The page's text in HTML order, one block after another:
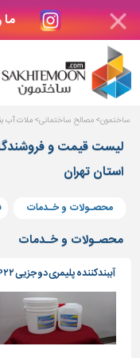
ما
دکوراسیون
بتن
های
بتنی
درب
پنجره
مصالح
نرده
حفاظ
ساختمون مصالح ساختمانی ملات آب
لیست قیمت و
استان تهران
محصـولات و خـدمات
محصـولات و خـدمات
آببندکننده پلیمری دو جزیی TOP۲۲استخر ومخزن